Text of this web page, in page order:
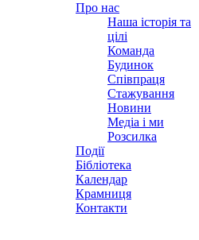
Про нас
Наша історія та
цілі
Команда
Будинок
Співпраця
Стажування
Новини
Медіа і ми
Розсилка
Події
Бібліотека
Календар
Крамниця
Контакти